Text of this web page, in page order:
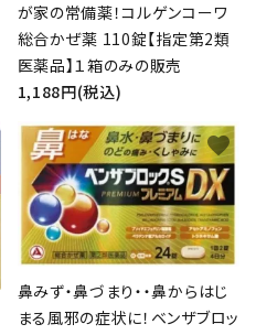
が家の常備薬！コルゲンコーワ
総合かぜ薬 110錠【指定第2類
医薬品】１箱のみの販売
1,188円(税込)
鼻みず・鼻づまり・・鼻からはじ
まる風邪の症状に！ベンザブロッ
favorite